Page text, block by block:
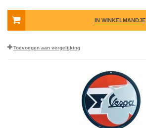
IN WINKELMANDJE
Toevoegen aan vergelijking